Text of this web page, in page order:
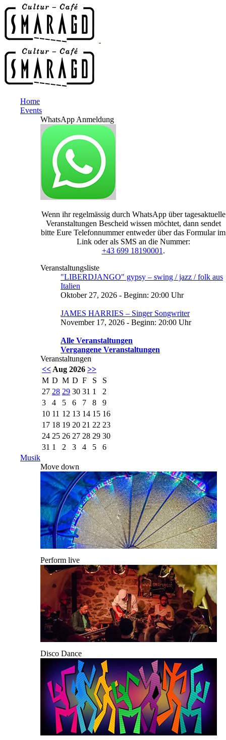
Home
Events
WhatsApp Anmeldung
Wenn ihr regelmässig durch WhatsApp über tagesaktuelle
Veranstaltungen Bescheid wissen möchtet, dann sendet
bitte Eure Telefonnummer entweder über das Formular im
Link oder als SMS an die Nummer:
+43 699 18190001 .
Veranstaltungsliste
"LIBERDJANGO" gypsy – swing / jazz / folk aus
Italien
Oktober 27, 2026 - Beginn: 20:00 Uhr
JAMES HARRIES – Singer Songwriter
November 17, 2026 - Beginn: 20:00 Uhr
Alle Veranstaltungen
Vergangene Veranstaltungen
Veranstaltungen
<< Aug 2026 >>
M D M D F S
S
27 28 29 30 31 1
2
3
4 5 6 7 8
9
10 11 12 13 14 15 16
17 18 19 20 21 22 23
24 25 26 27 28 29 30
31 1 2 3 4 5
6
Musik
Move down
Perform live
Disco Dance